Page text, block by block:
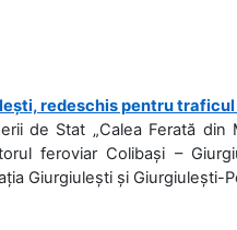
redeschis pentru
de Stat „Calea Ferată din
feroviar Colibași –
Giurgiulești și Giurgiulești-